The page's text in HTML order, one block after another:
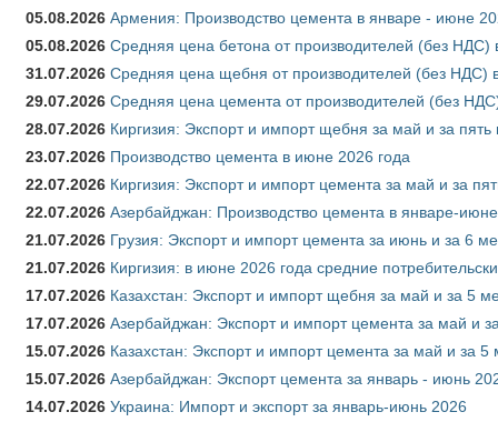
05.08.2026 Армения: Производство цемента в январе - июне
05.08.2026 Средняя цена бетона от производителей (без НДС)
31.07.2026 Средняя цена щебня от производителей (без НДС)
29.07.2026 Средняя цена цемента от производителей (без
28.07.2026 Киргизия: Экспорт и импорт щебня за май и за
23.07.2026 Производство цемента в июне 2026 года
22.07.2026 Киргизия: Экспорт и импорт цемента за май и за
22.07.2026 Азербайджан: Производство цемента в январе-
21.07.2026 Грузия: Экспорт и импорт цемента за июнь и за 6
21.07.2026 Киргизия: в июне 2026 года средние
17.07.2026 Казахстан: Экспорт и импорт щебня за май и за 5
17.07.2026 Азербайджан: Экспорт и импорт цемента за май и
15.07.2026 Казахстан: Экспорт и импорт цемента за май и за
15.07.2026 Азербайджан: Экспорт цемента за январь - июнь
14.07.2026 Украина: Импорт и экспорт за январь-июнь 2026